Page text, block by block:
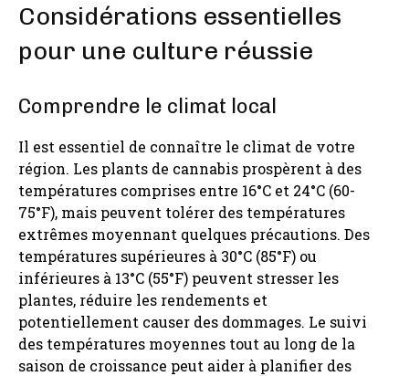
Considérations essentielles
pour une culture réussie
Comprendre le climat local
Il est essentiel de connaître le climat de votre
région. Les plants de cannabis prospèrent à des
températures comprises entre 16°C et 24°C (60-
75°F), mais peuvent tolérer des températures
extrêmes moyennant quelques précautions. Des
températures supérieures à 30°C (85°F) ou
inférieures à 13°C (55°F) peuvent stresser les
plantes, réduire les rendements et
potentiellement causer des dommages. Le suivi
des températures moyennes tout au long de la
saison de croissance peut aider à planifier des